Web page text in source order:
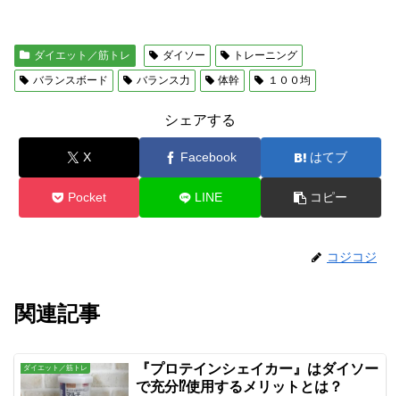
ダイエット／筋トレ ダイソー
トレーニング
バランスボード
バランス力 体幹 １００均
シェアする
X Facebook はてブ
Pocket LINE コピー
コジコジ
関連記事
ダイエット／筋トレ
『プロテインシェイカー』はダイソー
で充分⁉使用するメリットとは？